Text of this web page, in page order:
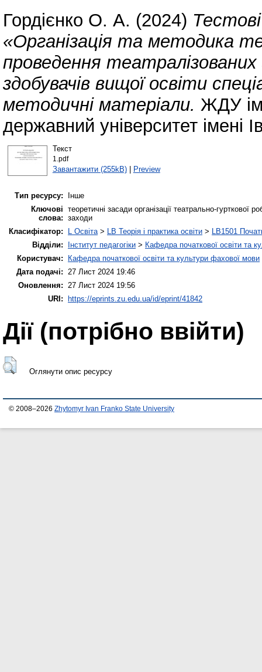
Гордієнко О. А. (2024)
«Організація та методика
проведення
здобувачів вищої освіти
методичні матеріали. ЖДУ
державний університет імені
Текст
1.pdf
Завантажити (255kB)| Preview
Тип ресурсу:
Інше
Ключові
слова:
теоретичні засади організації театрально-гурткової
заходи
Класифікатор:
L Освіта> LB Теорія і практика освіти > LB1501
Відділи:
Інститут педагогіки > Кафедра початкової освіти та
Користувач:
Кафедра початкової освіти та культури фахової мови
Дата подачі: 27 Лист 2024 19:46
Оновлення: 27 Лист 2024 19:56
URI:
https://eprints.zu.edu.ua/id/eprint/41842
Дії ​​(потрібно ввійти)
Оглянути опис ресурсу
© 2008–2026 Zhytomyr Ivan Franko State University